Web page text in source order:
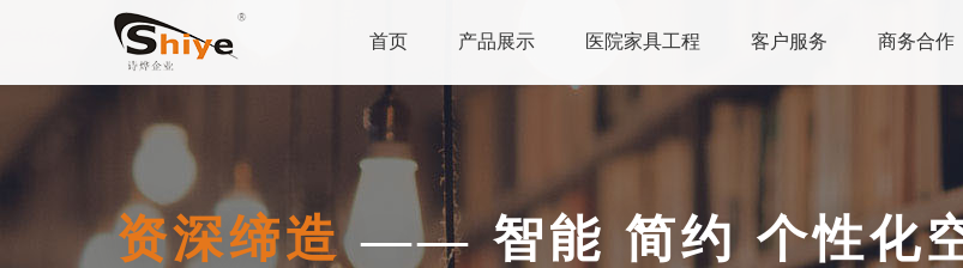
首页 产品展示 医院家具工程 客户服务 商务合作
资深缔造—— 智能 简约 个性化